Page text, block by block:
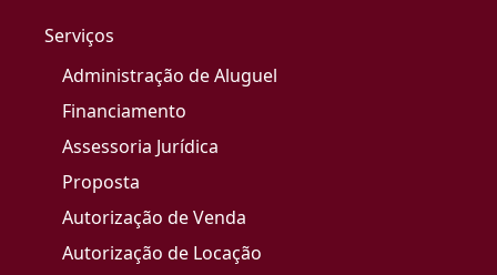
Serviços
Administração de Aluguel
Financiamento
Assessoria Jurídica
Proposta
Autorização de Venda
Autorização de Locação